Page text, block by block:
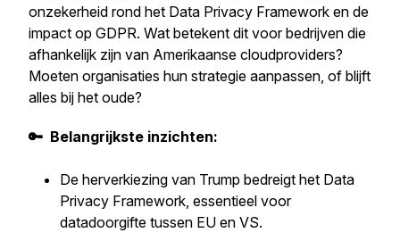
onzekerheid rond het Data Privacy Framework en de
impact op GDPR. Wat betekent dit voor bedrijven die
afhankelijk zijn van Amerikaanse cloudproviders?
Moeten organisaties hun strategie aanpassen, of blijft
alles bij het oude?
🔑 Belangrijkste inzichten:
De herverkiezing van Trump bedreigt het Data
Privacy Framework, essentieel voor
datadoorgifte tussen EU en VS.